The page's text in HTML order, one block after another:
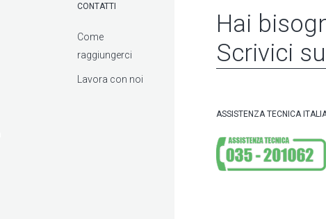
CONTATTI
Come
raggiungerci
Lavora con noi
Hai
Scrivici
ASSISTENZA TECNICA